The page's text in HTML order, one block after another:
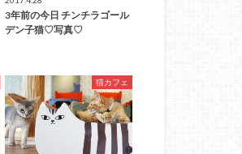
3年前の今日 チンチラゴール
デン子猫♡写真♡
猫カフェ